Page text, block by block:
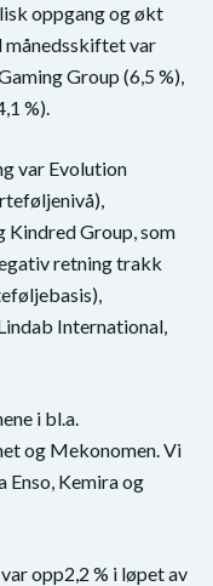
oppgang og økt
månedsskiftet var
Group (6,5 %),
%).
var Evolution
Kindred Group, som
retning trakk
International,
i bl.a.
og Mekonomen. Vi
Enso, Kemira og
var opp2,2 % i løpet av